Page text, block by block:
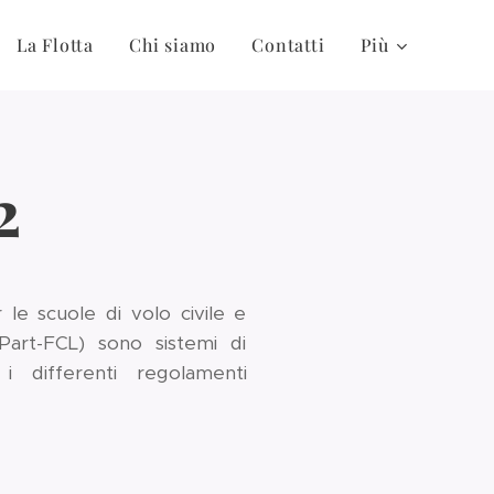
La Flotta Chi siamo Contatti Più
le scuole di volo civile e
FCL) sono sistemi di
i differenti regolamenti